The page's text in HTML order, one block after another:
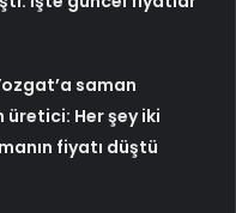
saman
Her şey iki
fiyatı düştü